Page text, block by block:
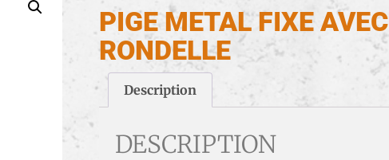
PIGE METAL FIXE AVEC
RONDELLE
Description
DESCRIPTION